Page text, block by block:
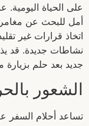
على الحياة
أمل للبحث عن
اتخاذ قرارات غير
نشاطات جديدة. قد
جديد بعد حلم بزيارة
الشعور
تساعد أحلام السفر